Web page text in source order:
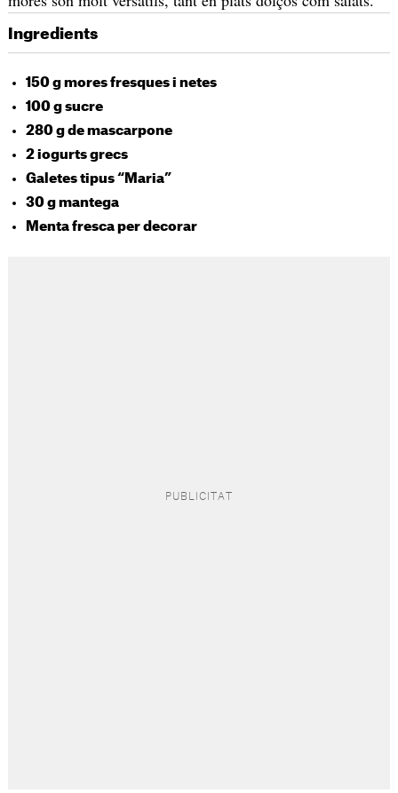
Ingredients
150 g mores fresques i netes
100 g sucre
280 g de mascarpone
2 iogurts grecs
Galetes tipus “Maria”
30 g mantega
Menta fresca per decorar